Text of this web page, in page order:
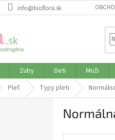
info@bioflora.sk
Zuby Deti Muži
Pleť Typy pleti